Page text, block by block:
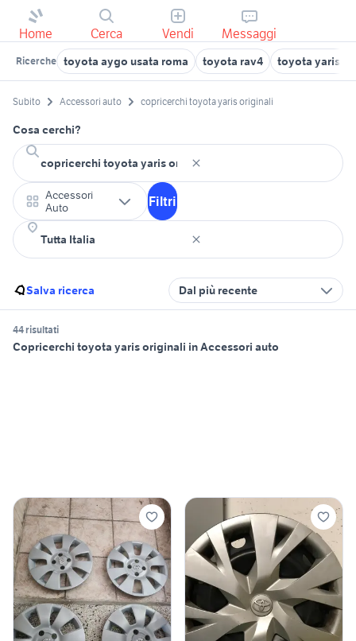
Home Cerca Vendi Messaggi
Ricerche toyota aygo usata roma toyota rav4 toyota yaris
Subito Accessori auto copricerchi toyota yaris originali
Cosa cerchi?
Accessori
Auto
Filtri
Salva ricerca Dal più recente
44 risultati
Copricerchi toyota yaris originali in Accessori auto